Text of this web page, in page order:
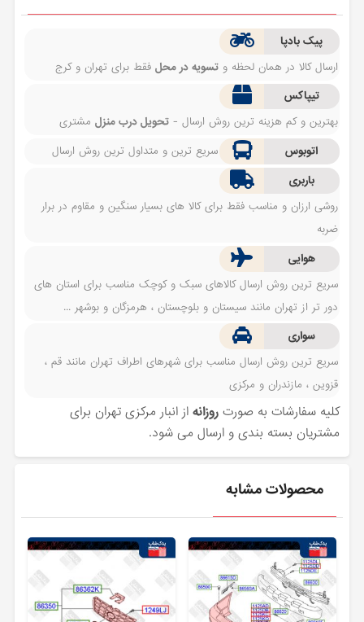
پیک بادپا
ارسال کالا در همان لحظه وتسویه در محل فقط برای تهران و کرج
تیپاکس
بهترین و کم هزینه ترین روش ارسال -تحویل درب منزل مشتری
اتوبوس
سریع ترین و متداول ترین روش ارسال
باربری
روشی ارزان و مناسب فقط برای کالا های بسیار سنگین و مقاوم در برار
ضربه
هوایی
سریع ترین روش ارسال کالاهای سبک و کوچک مناسب برای استان های
دور تر از تهران مانند سیستان و بلوچستان ، هرمزگان و بوشهر ...
سواری
سریع ترین روش ارسال مناسب برای شهرهای اطراف تهران مانند قم ،
قزوین ، مازندران و مرکزی
کلیه سفارشات به صورتروزانه از انبار مرکزی تهران برای
مشتریان بسته بندی و ارسال می شود.
محصولات مشابه